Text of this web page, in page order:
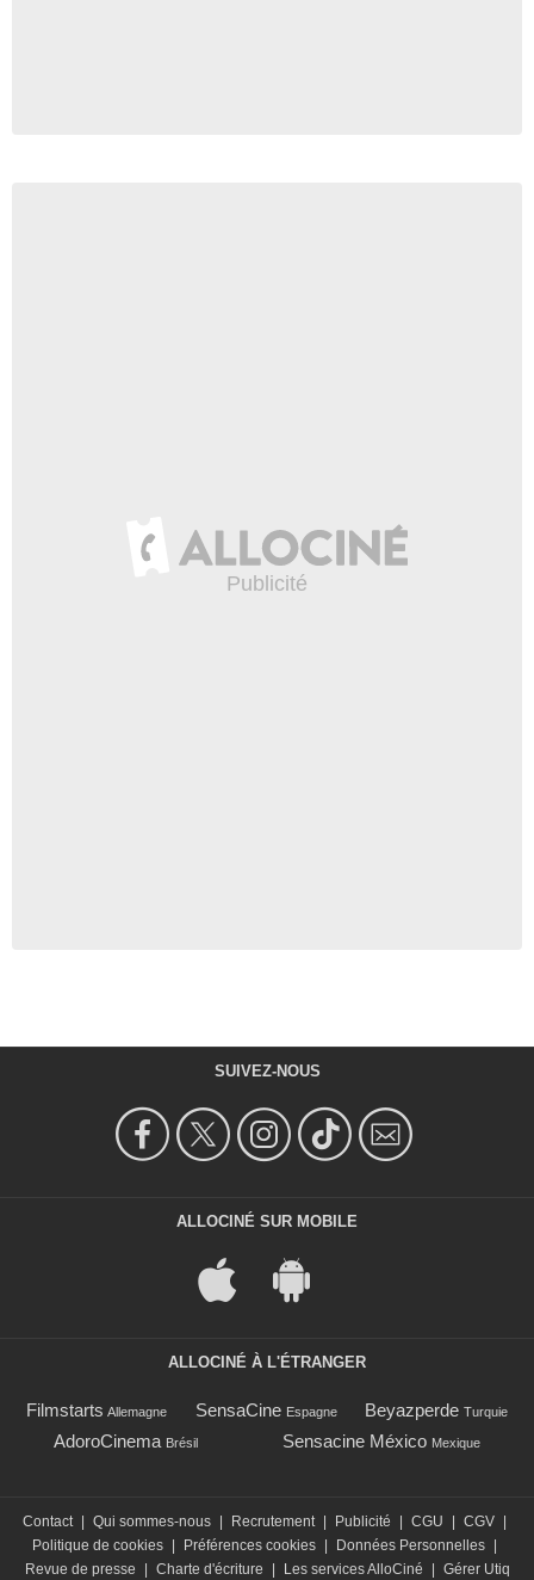
SUIVEZ-NOUS
ALLOCINÉ SUR MOBILE
ALLOCINÉ À L'ÉTRANGER
Filmstarts Allemagne SensaCine Espagne Beyazperde Turquie
AdoroCinema Brésil Sensacine México Mexique
Contact | Qui sommes-nous | Recrutement | Publicité | CGU | CGV |
Politique de cookies | Préférences cookies | Données Personnelles |
Revue de presse
| Charte d'écriture | Les services AlloCiné | Gérer Utiq